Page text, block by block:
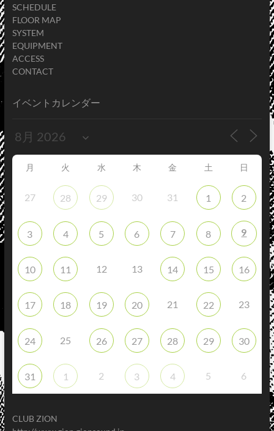
SCHEDULE
FLOOR MAP
SYSTEM
EQUIPMENT
ACCESS
CONTACT
イベントカレンダー
月 火 水 木 金 土 日
27 28 29 30 31 1 2
3 4 5 6 7 8 9
10 11 12 13 14 15 16
17 18 19 20 21 22 23
24 25 26 27 28 29 30
31 1 2 3 4 5 6
CLUB ZION